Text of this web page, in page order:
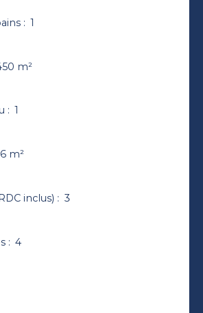
: 1
m²
: 1
m²
inclus) : 3
: 4